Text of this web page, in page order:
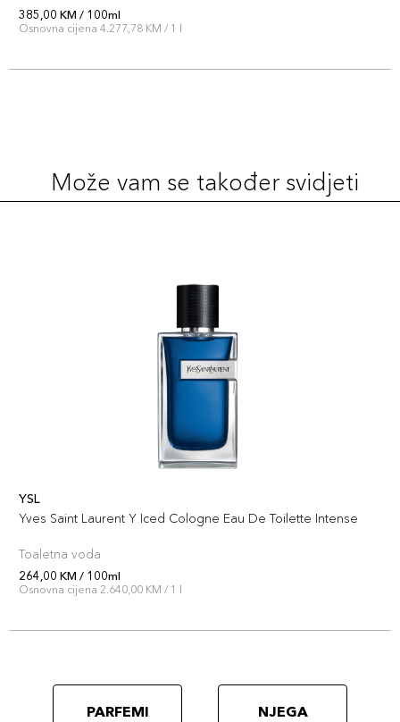
385,00 KM / 100ml
Osnovna cijena 4.277,78 KM / 1 l
Može vam se također svidjeti
YSL
Yves Saint Laurent Y Iced Cologne Eau De Toilette Intense
Toaletna voda
264,00 KM / 100ml
Osnovna cijena 2.640,00 KM / 1 l
PARFEMI NJEGA